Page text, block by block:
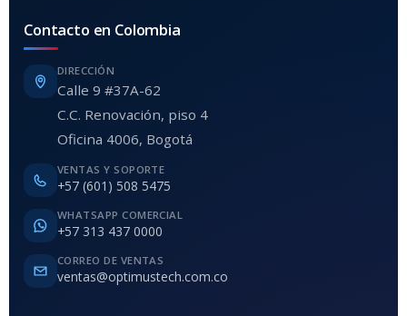
Contacto en Colombia
DIRECCIÓN
Calle 9 #37A-62
C.C. Renovación, piso 4
Oficina 4006, Bogotá
VENTAS Y SOPORTE
+57 (601) 508 5475
WHATSAPP COMERCIAL
+57 313 437 0000
CORREO DE VENTAS
ventas@optimustech.com.co